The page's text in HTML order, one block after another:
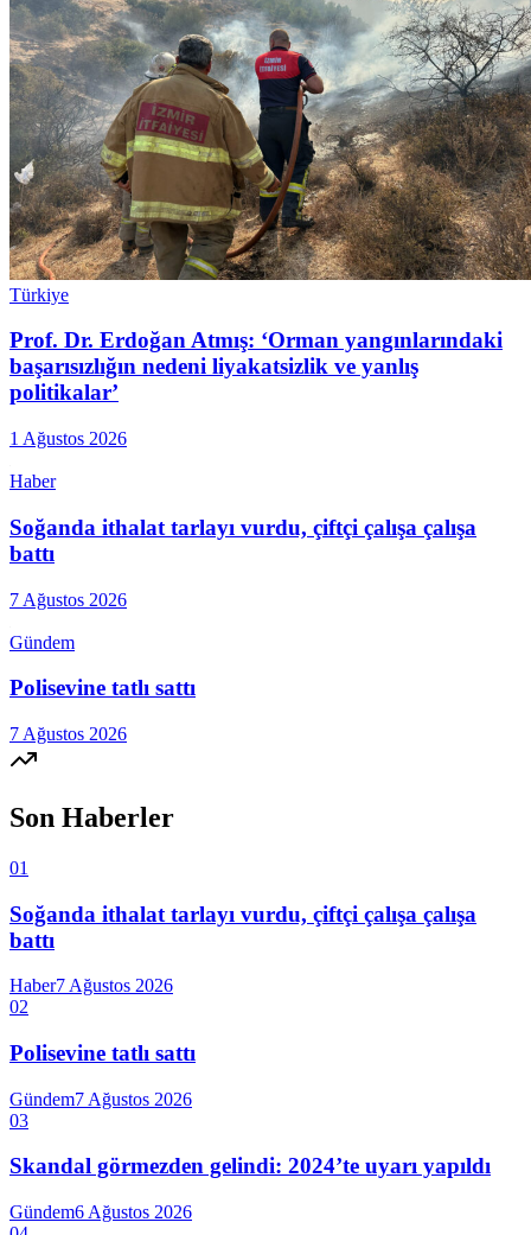
Türkiye
Prof. Dr. Erdoğan Atmış: ‘Orman yangınlarındaki
başarısızlığın nedeni liyakatsizlik ve yanlış
politikalar’
1 Ağustos 2026
Haber
Soğanda ithalat tarlayı vurdu, çiftçi çalışa çalışa
battı
7 Ağustos 2026
Gündem
Polisevine tatlı sattı
7 Ağustos 2026
Son Haberler
01
Soğanda ithalat tarlayı vurdu, çiftçi çalışa çalışa
battı
Haber7 Ağustos 2026
02
Polisevine tatlı sattı
Gündem7 Ağustos 2026
03
Skandal görmezden gelindi: 2024’te uyarı yapıldı
Gündem6 Ağustos 2026